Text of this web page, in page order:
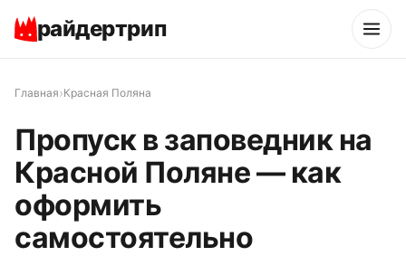
райдертрип
Главная›Красная Поляна
Пропуск в заповедник на
Красной Поляне — как
оформить
самостоятельно